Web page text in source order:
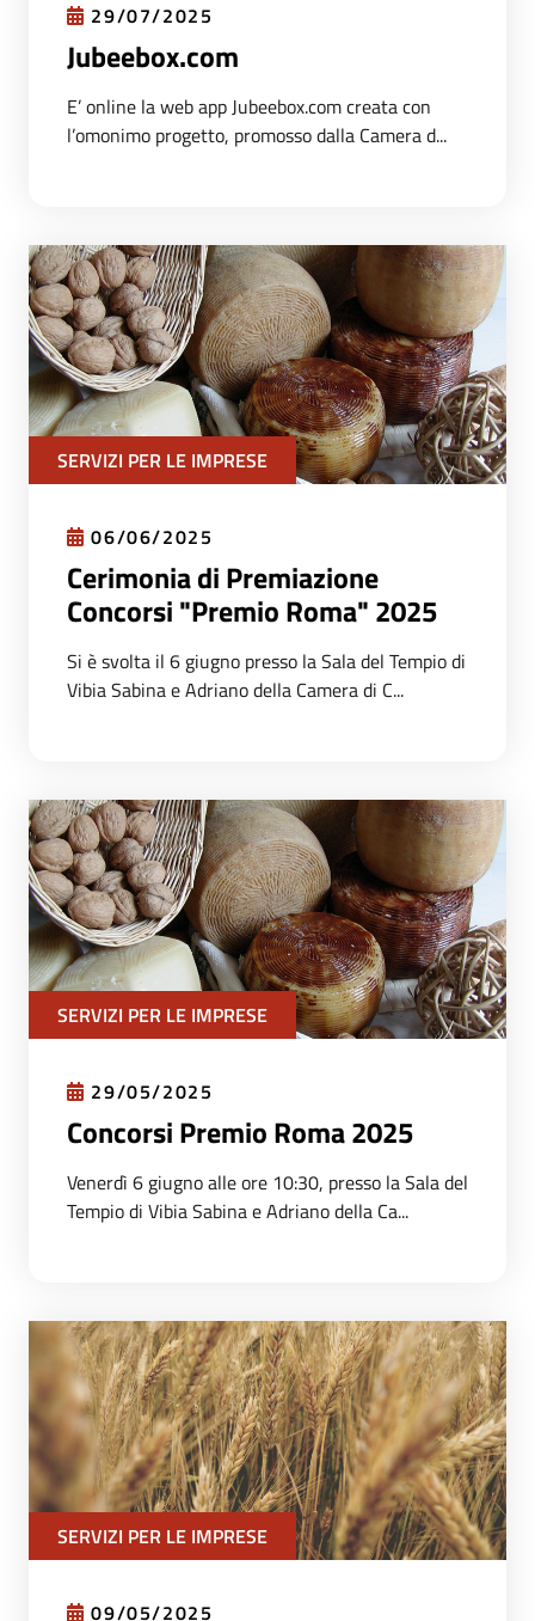
29/07/2025
Jubeebox.com
E’ online la web app Jubeebox.com creata con
l’omonimo progetto, promosso dalla Camera d...
SERVIZI PER LE IMPRESE
06/06/2025
Cerimonia di Premiazione
Concorsi "Premio Roma" 2025
Si è svolta il 6 giugno presso la Sala del Tempio di
Vibia Sabina e Adriano della Camera di C...
SERVIZI PER LE IMPRESE
29/05/2025
Concorsi Premio Roma 2025
Venerdì 6 giugno alle ore 10:30, presso la Sala del
Tempio di Vibia Sabina e Adriano della Ca...
SERVIZI PER LE IMPRESE
09/05/2025